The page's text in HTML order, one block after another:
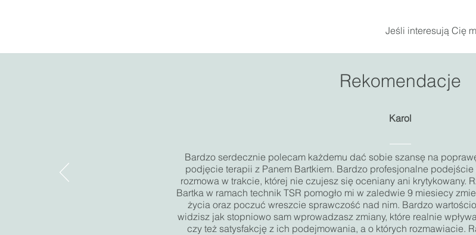
Jeśli interesują Cię
Rekomendacje
Karol
Bardzo serdecznie polecam każdemu dać sobie szansę na
podjęcie terapii z Panem Bartkiem. Bardzo profesjonalne
rozmowa w trakcie, której nie czujesz się oceniany ani krytykowany.
Bartka w ramach technik TSR pomogło mi w zaledwie 9 miesiecy
życia oraz poczuć wreszcie sprawczość nad nim. Bardzo
widzisz jak stopniowo sam wprowadzasz zmiany, które realnie
czy też satysfakcję z ich podejmowania, a o których rozmawiacie.